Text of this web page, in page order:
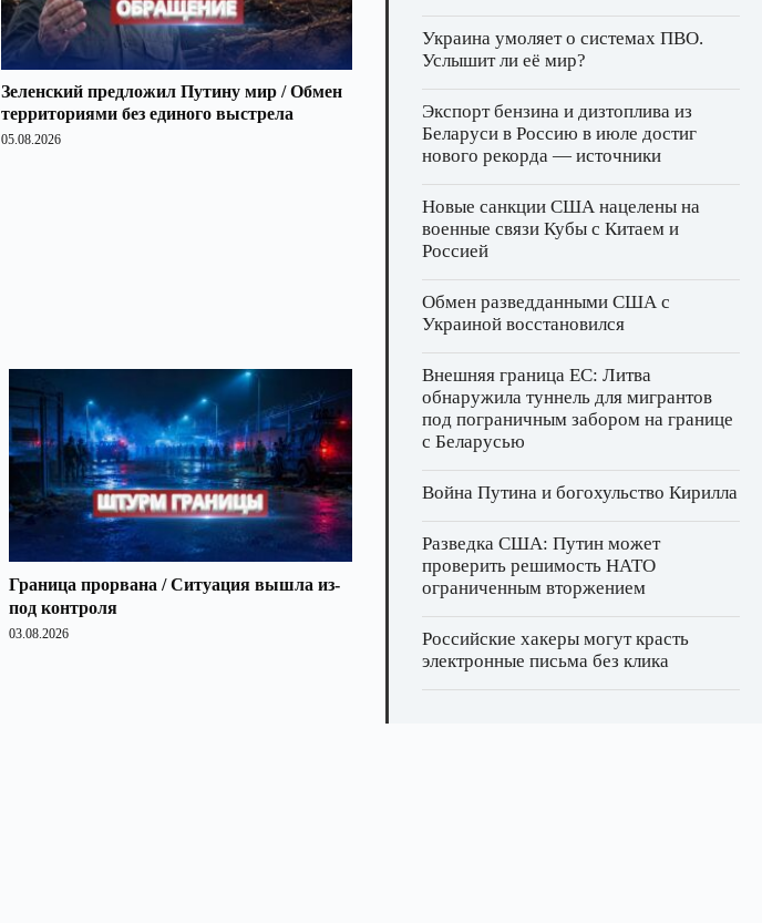
Зеленский предложил Путину мир / Обмен
территориями без единого выстрела
05.08.2026
Граница прорвана / Ситуация вышла из-
под контроля
03.08.2026
Украина умоляет о системах ПВО.
Услышит ли её мир?
Экспорт бензина и дизтоплива из
Беларуси в Россию в июле достиг
нового рекорда — источники
Новые санкции США нацелены на
военные связи Кубы с Китаем и
Россией
Обмен разведданными США с
Украиной восстановился
Внешняя граница ЕС: Литва
обнаружила туннель для мигрантов
под пограничным забором на границе
с Беларусью
Война Путина и богохульство Кирилла
Разведка США: Путин может
проверить решимость НАТО
ограниченным вторжением
Российские хакеры могут красть
электронные письма без клика